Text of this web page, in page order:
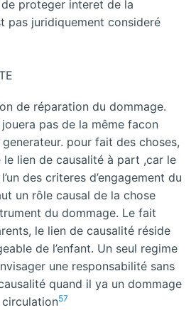
proteger interet de la
pas juridiquement consideré
de réparation du dommage.
pas de la même facon
pour fait des choses,
lien de causalité à part ,car le
des criteres d’engagement du
un rôle causal de la chose
du dommage. Le fait
le lien de causalité réside
de l’enfant. Un seul regime
une responsabilité sans
quand il ya un dommage
57